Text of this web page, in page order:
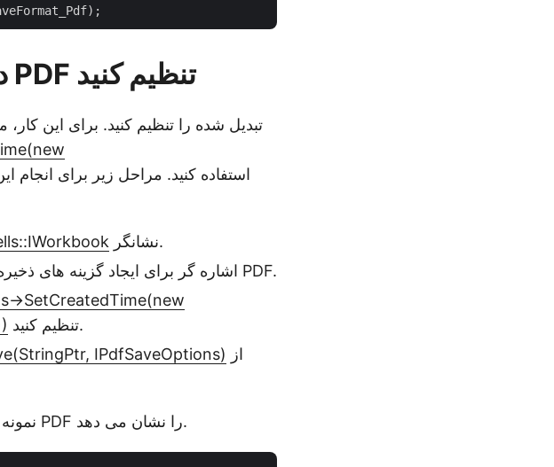
تاریخ ایجاد PDF در اکسل را روی PDF تنظیم کنید
نشانگر.
اشاره گر برای ایجاد گزینه های ذخیره PDF.
>SetCreatedTime(new
تنظیم کنید.
IPdfSaveOptions)
نمونه کد زیر نحوه تنظیم تاریخ و زمان ایجاد در تبدیل اکسل به PDF را نشان می دهد.